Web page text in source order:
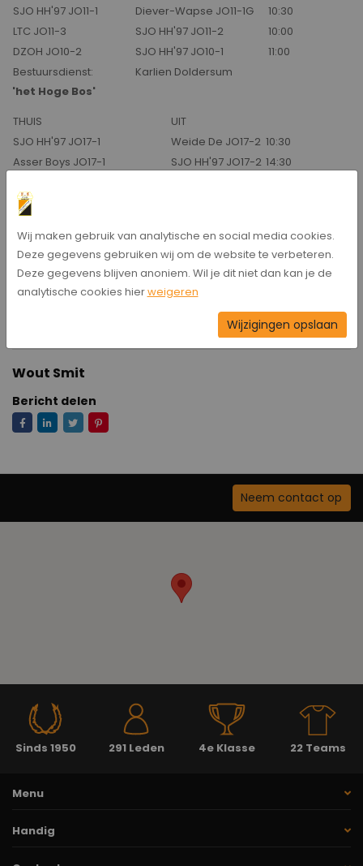
SJO HH'97 JO11-1
Diever-Wapse JO11-1G
10:30
LTC JO11-3
SJO HH'97 JO11-2
10:00
DZOH JO10-2
SJO HH'97 JO10-1
11:00
Bestuursdienst:
Karlien Doldersum
'het Hoge Bos'
THUIS
UIT
SJO HH'97 JO17-1
Weide De JO17-2 10:30
Asser Boys JO17-1
SJO HH'97 JO17-2 14:30
SJO HH'97 JO13-2G
Staphorst JO8-2
SJO HH'97 jO8-2G 11:00
ST FC Meppel/Alcides MO15-3
SJO HH'97 MO15-1
DVC Appingedam G1
SJO HH'97 G1
Wout Smit
Bericht delen
Neem contact op
Sinds 1950 291 Leden 4e Klasse 22 Teams
Menu
Handig
Wij maken gebruik van analytische en social media cookies.
Deze gegevens gebruiken wij om de website te verbeteren.
Deze gegevens blijven anoniem. Wil je dit niet dan kan je de
analytische cookies hierweigeren
Wijzigingen opslaan